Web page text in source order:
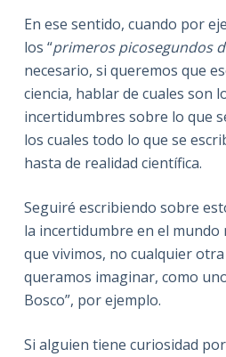
En ese sentido, cuando por
los “primeros picosegundos
necesario, si queremos que
ciencia, hablar de cuales son
incertidumbres sobre lo que
los cuales todo lo que se
hasta de realidad científica.
Seguiré escribiendo sobre
la incertidumbre en el mundo
que vivimos, no cualquier
queramos imaginar, como
Bosco”, por ejemplo.
Si alguien tiene curiosidad